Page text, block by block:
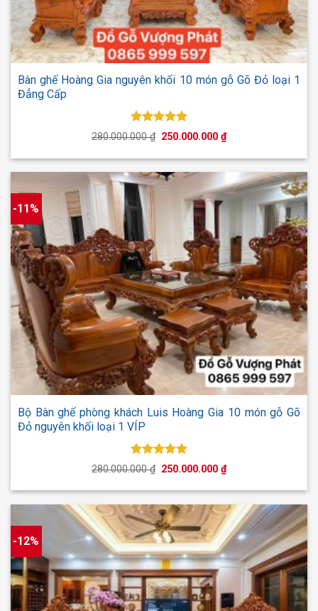
Bàn ghế Hoàng Gia nguyên khối 10 món gỗ Gõ Đỏ loại 1
Đẳng Cấp
Được xếp
hạng
5 sao
280.000.000₫ Giá
là:
250.000.000₫Giá
hiện
tại
250.000.000 ₫.
-11%
Bộ Bàn ghế phòng khách Luis Hoàng Gia 10 món gỗ Gõ
Đỏ nguyên khối loại 1 VÍP
Được xếp
hạng5.00
5 sao
280.000.000₫ Giá
là:
250.000.000₫Giá
hiện
tại
250.000.000 ₫.
-12%